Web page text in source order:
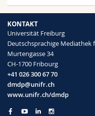
KONTAKT
Universität Freiburg
Deutschsprachige Mediathek
Murtengasse 34
CH-1700 Fribourg
+41 026 300 67 70
dmdp@unifr.ch
www.unifr.ch/dmdp